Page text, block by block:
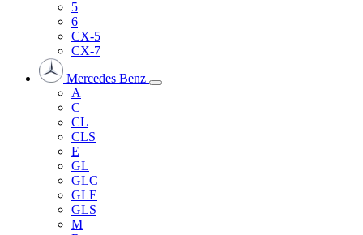
5
6
CX-5
CX-7
Mercedes Benz
A
C
CL
CLS
E
GL
GLC
GLE
GLS
M